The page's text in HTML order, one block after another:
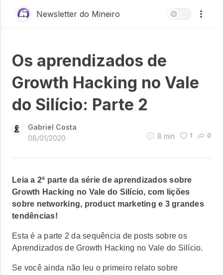
Newsletter do Mineiro
Os aprendizados de
Growth Hacking no Vale
do Silício: Parte 2
Gabriel Costa
08/01/2020
8 min 1 0
Leia a 2ª parte da série de aprendizados sobre
Growth Hacking no Vale do Silício, com lições
sobre networking, product marketing e 3 grandes
tendências!
Esta é a parte 2 da sequência de posts sobre os
Aprendizados de Growth Hacking no Vale do Silício.
Se você ainda não leu o primeiro relato sobre